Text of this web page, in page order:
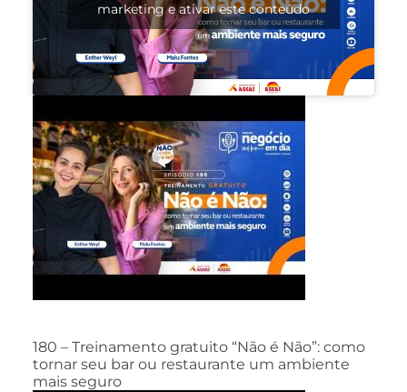
marketing e ativar este conteúdo
180 – Treinamento gratuito “Não é Não”: como
tornar seu bar ou restaurante um ambiente
mais seguro